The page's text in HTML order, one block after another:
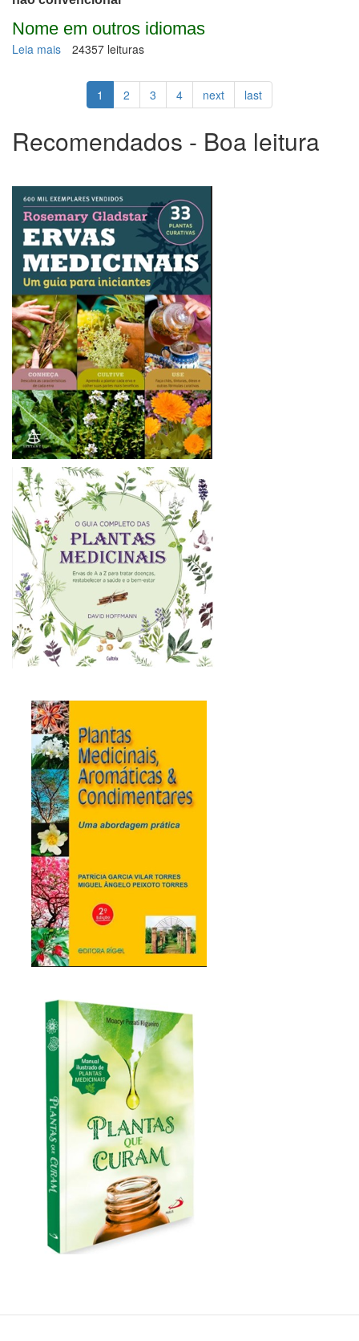
Nome em outros idiomas
Leia mais sobre
24357 leituras
1 2 3 4 next last
Recomendados - Boa leitura